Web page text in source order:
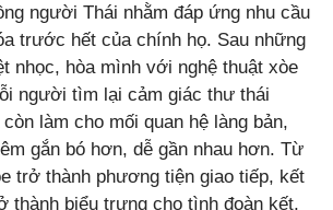
người Thái nhằm đáp ứng nhu cầu
trước hết của chính họ. Sau những
nhọc, hòa mình với nghệ thuật xòe
người tìm lại cảm giác thư thái
làm cho mối quan hệ làng bản,
gắn bó hơn, dễ gần nhau hơn. Từ
trở thành phương tiện giao tiếp, kết
thành biểu trưng cho tình đoàn kết,